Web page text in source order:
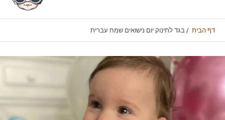
דף הבית / בגד לתינוק יום נישואים שמח עברית